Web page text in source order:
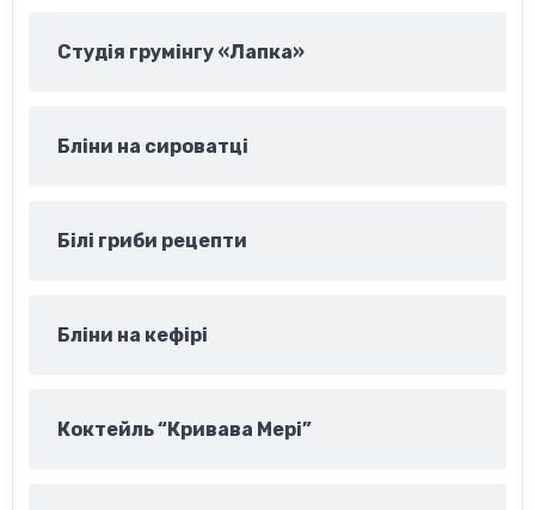
Студія грумінгу «Лапка»
Бліни на сироватці
Білі гриби рецепти
Бліни на кефірі
Коктейль “Кривава Мері”